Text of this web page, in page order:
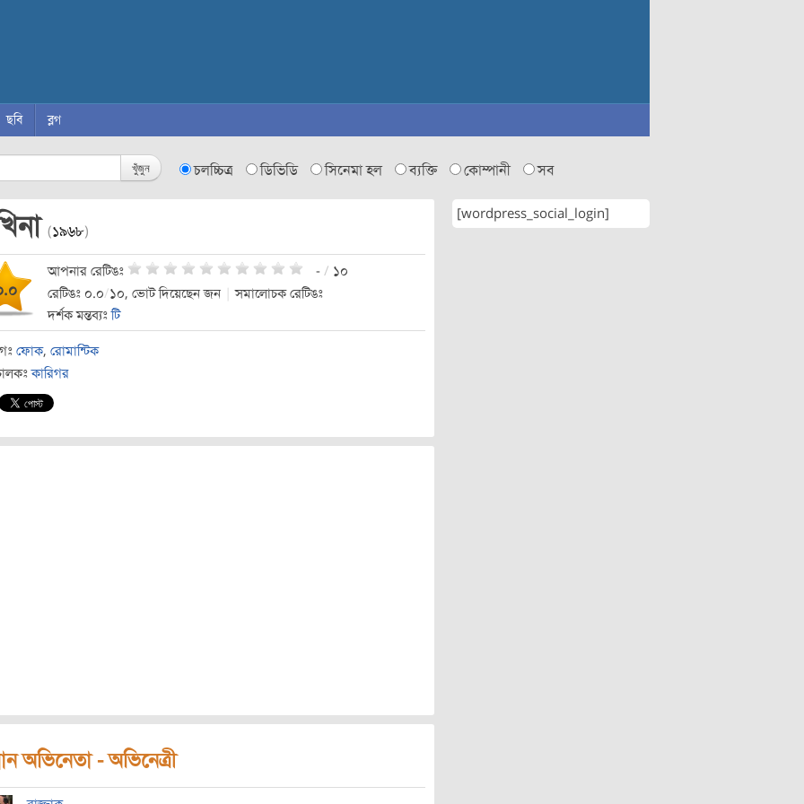
ছবি ব্লগ
খুঁজুন চলচ্চিত্র ডিভিডি সিনেমা হল ব্যক্তি কোম্পানী সব
(১৯৬৮)
আপনার রেটিঙঃ - / ১০
রেটিঙঃ ০.০/১০, ভোট দিয়েছেন জন
সমালোচক রেটিঙঃ
দর্শক মন্তব্যঃটি
ফোক, রোমান্টিক
কারিগর
অভিনেতা - অভিনেত্রী
[wordpress_social_login]